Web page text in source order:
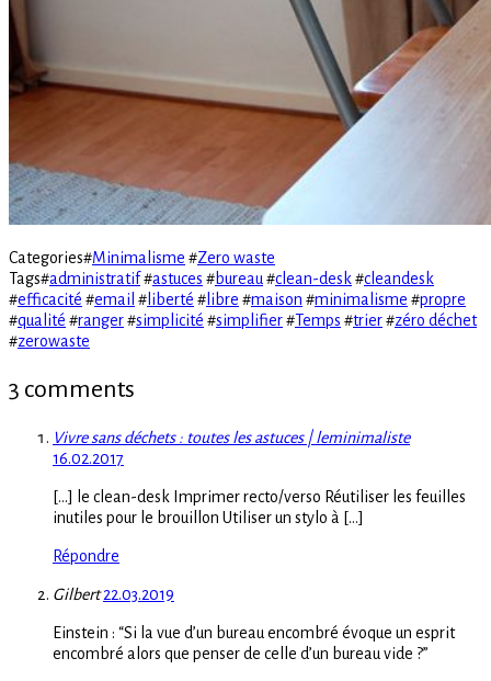
Categories#Minimalisme #Zero waste
Tags#administratif#astuces #bureau #clean-desk#cleandesk
#efficacité #email # liberté # libre #maison #minimalisme #propre
#qualité #ranger#simplicité #simplifier#Temps #trier#zéro déchet
#zerowaste
3 comments
Vivre sans déchets : toutes les astuces | leminimaliste
16.02.2017
[…] le clean-desk Imprimer recto/verso Réutiliser les feuilles
inutiles pour le brouillon Utiliser un stylo à […]
Répondre
Gilbert 22.03.2019
Einstein : “Si la vue d’un bureau encombré évoque un esprit
encombré alors que penser de celle d’un bureau vide ?”